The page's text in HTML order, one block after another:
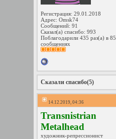
Регистрация: 29.01.2018
Адрес: Omsk74
Сообщений: 91
Сказал(а) спасибо: 993
Поблагодарили 435 раз(а) в 85
сообщениях
Сказали спасибо(5)
14.12.2019, 04:36
Transnistrian
Metalhead
художник-репрессионист